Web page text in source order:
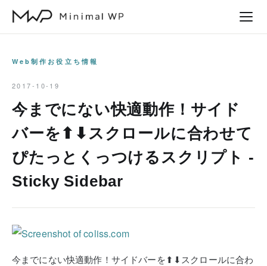
Web制作お役立ち情報
2017-10-19
今までにない快適動作！サイド
バーを⬆⬇スクロールに合わせて
ぴたっとくっつけるスクリプト -
Sticky Sidebar
今までにない快適動作！サイドバーを⬆⬇スクロールに合わ